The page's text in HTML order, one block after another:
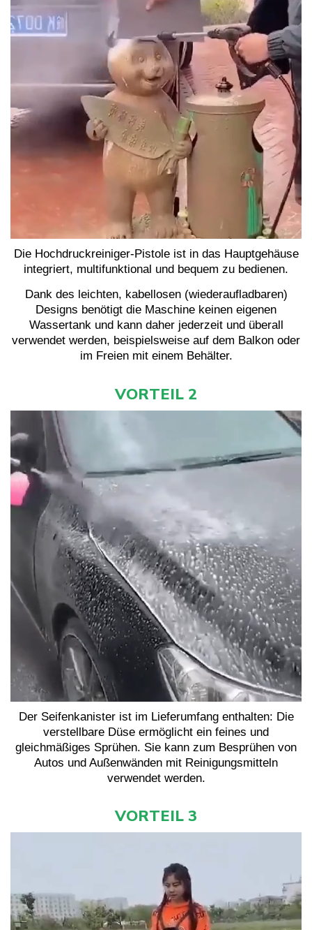
Die Hochdruckreiniger-Pistole ist in das Hauptgehäuse
integriert, multifunktional und bequem zu bedienen.
Dank des leichten, kabellosen (wiederaufladbaren)
Designs benötigt die Maschine keinen eigenen
Wassertank und kann daher jederzeit und überall
verwendet werden, beispielsweise auf dem Balkon oder
im Freien mit einem Behälter.
VORTEIL 2
Der Seifenkanister ist im Lieferumfang enthalten: Die
verstellbare Düse ermöglicht ein feines und
gleichmäßiges Sprühen. Sie kann zum Besprühen von
Autos und Außenwänden mit Reinigungsmitteln
verwendet werden.
VORTEIL 3